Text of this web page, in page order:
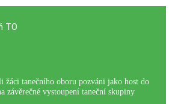
TO
žáci tanečního oboru pozváni jako host do
závěrečné vystoupení taneční skupiny